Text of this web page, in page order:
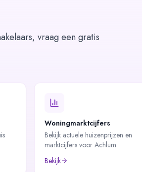
vraag een gratis
Woningmarktcijfers
Bekijk actuele huizenprijzen en
marktcijfers voor Achlum.
Bekijk